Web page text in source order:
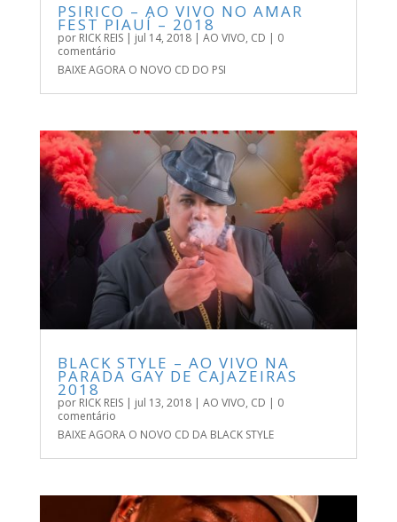
PSIRICO – AO VIVO NO AMAR
FEST PIAUÍ – 2018
por RICK REIS| jul 14, 2018| AO VIVO, CD | 0
comentário
BAIXE AGORA O NOVO CD DO PSI
BLACK STYLE – AO VIVO NA
PARADA GAY DE CAJAZEIRAS
2018
por RICK REIS| jul 13, 2018| AO VIVO, CD | 0
comentário
BAIXE AGORA O NOVO CD DA BLACK STYLE